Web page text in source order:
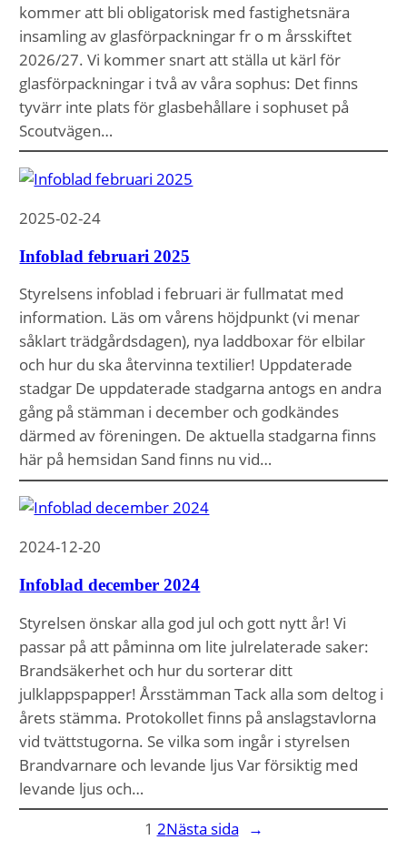
kommer att bli obligatorisk med fastighetsnära
insamling av glasförpackningar fr o m årsskiftet
2026/27. Vi kommer snart att ställa ut kärl för
glasförpackningar i två av våra sophus: Det finns
tyvärr inte plats för glasbehållare i sophuset på
Scoutvägen…
2025-02-24
Infoblad februari 2025
Styrelsens infoblad i februari är fullmatat med
information. Läs om vårens höjdpunkt (vi menar
såklart trädgårdsdagen), nya laddboxar för elbilar
och hur du ska återvinna textilier! Uppdaterade
stadgar De uppdaterade stadgarna antogs en andra
gång på stämman i december och godkändes
därmed av föreningen. De aktuella stadgarna finns
här på hemsidan Sand finns nu vid…
2024-12-20
Infoblad december 2024
Styrelsen önskar alla god jul och gott nytt år! Vi
passar på att påminna om lite julrelaterade saker:
Brandsäkerhet och hur du sorterar ditt
julklappspapper! Årsstämman Tack alla som deltog i
årets stämma. Protokollet finns på anslagstavlorna
vid tvättstugorna. Se vilka som ingår i styrelsen
Brandvarnare och levande ljus Var försiktig med
levande ljus och…
1 2Nästa sida →